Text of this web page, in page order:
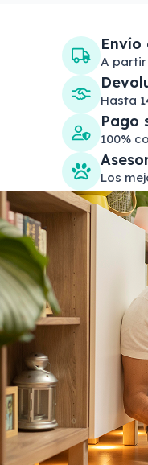
A partir
Hasta
Pago
100%
Los